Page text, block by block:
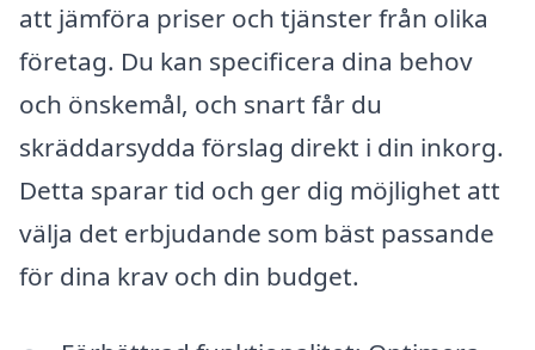
att jämföra priser och tjänster från olika
företag. Du kan specificera dina behov
och önskemål, och snart får du
skräddarsydda förslag direkt i din inkorg.
Detta sparar tid och ger dig möjlighet att
välja det erbjudande som bäst passande
för dina krav och din budget.